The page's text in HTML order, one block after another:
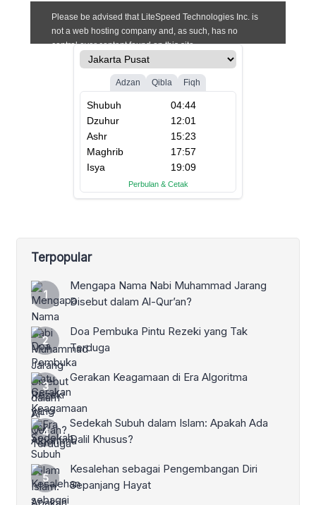
Terpopular
Mengapa Nama Nabi Muhammad Jarang
Disebut dalam Al-Qur’an?
Doa Pembuka Pintu Rezeki yang Tak
Terduga
Gerakan Keagamaan di Era Algoritma
Sedekah Subuh dalam Islam: Apakah Ada
Dalil Khusus?
Kesalehan sebagai Pengembangan Diri
Sepanjang Hayat